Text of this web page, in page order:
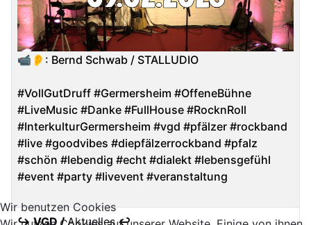
📹👂: Bernd Schwab / STALLUDIO
#VollGutDruff #Germersheim #OffeneBühne
#LiveMusic #Danke #FullHouse #RocknRoll
#InterkulturGermersheim #vgd #pfälzer #rockband
#live #goodvibes #diepfälzerrockband #pfalz
#schön #lebendig #echt #dialekt #lebensgefühl
#event #party #livevent #veranstaltung
↪ VGD /Aktuelles↩
Wir benutzen Cookies